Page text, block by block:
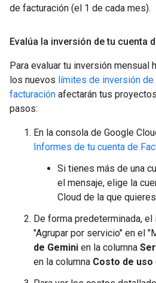
de facturación (el 1 de cada mes).
Evalúa la inversión de tu cuenta
Para evaluar tu inversión mensual
los nuevos límites de inversión
facturación afectarán tus
pasos:
En la consola de Google
Informes de tu cuenta de
Si tienes más de una
el mensaje, elige la
Cloud de la que
De forma predeterminada,
"Agrupar por servicio" en el
de Gemini en la columna
en la columna Costo de uso